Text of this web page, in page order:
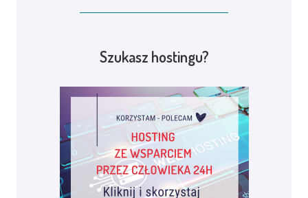
Szukasz hostingu?